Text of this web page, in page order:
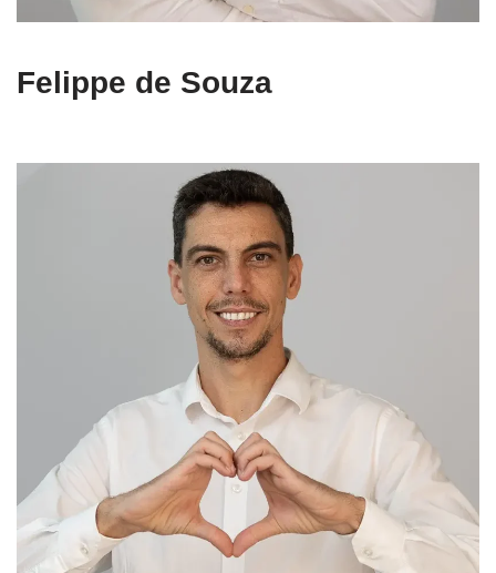
Felippe de Souza